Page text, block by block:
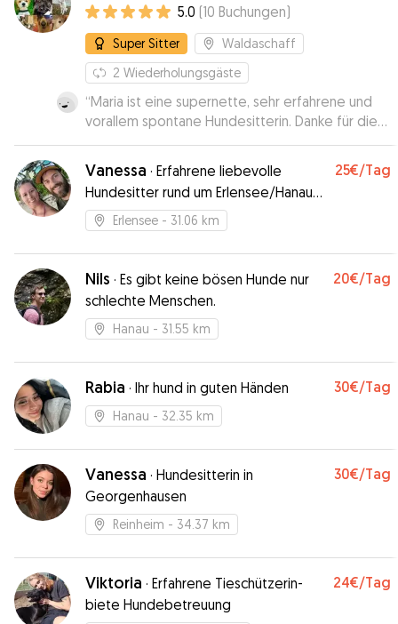
5.0 (10 Buchungen)
Super Sitter
Waldaschaff
2 Wiederholungsgäste
“Maria ist eine supernette, sehr erfahrene und
vorallem spontane Hundesitterin. Danke für die
tolle kurzfristige Betreuung. Immer wieder
gerne.
Vanessa · Erfahrene liebevolle
Hundesitter rund um Erlensee/Hanau
betreuen kinderliebe Hunde
25€/Tag
Erlensee - 31.06 km
Nils · Es gibt keine bösen Hunde nur
schlechte Menschen.
20€/Tag
Hanau - 31.55 km
Rabia · Ihr hund in guten Händen 30€/Tag
Hanau - 32.35 km
Vanessa · Hundesitterin in
Georgenhausen
30€/Tag
Reinheim - 34.37 km
Viktoria · Erfahrene Tieschützerin-
biete Hundebetreuung
24€/Tag